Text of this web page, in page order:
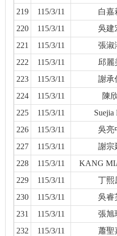
219
115/3/11 白嘉
220
115/3/11 吳建
221
115/3/11 張淑
222
115/3/11 邱麗
223
115/3/11 謝承
224
115/3/11 陳
225
115/3/11 Suejia
226
115/3/11 吳亮
227
115/3/11 謝宗
228
115/3/11 KANG
229
115/3/11 丁熙
230
115/3/11 吳睿
231
115/3/11 張旭
232
115/3/11 蕭聖